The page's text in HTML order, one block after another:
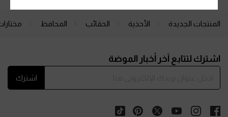
المنتجات الجديدة الأحذية الحقائب المحافظ
اشترك لتتابع آخر أخبار الموضة
اشترك